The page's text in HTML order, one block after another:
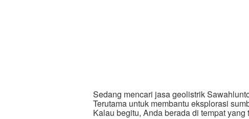
Sedang mencari jasa geolistrik
Terutama untuk membantu eksplorasi
Kalau begitu, Anda berada di tempat yang